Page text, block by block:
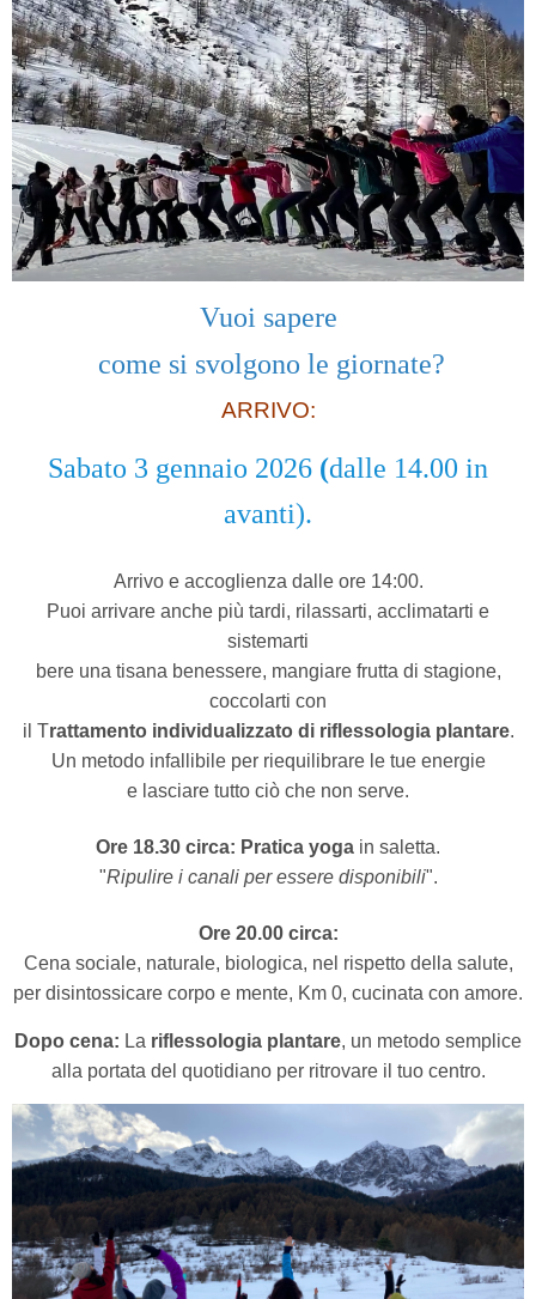
Vuoi sapere
come si svolgono le giornate?
ARRIVO:
Sabato 3 gennaio 2026 (dalle 14.00 in
avanti).
Arrivo e accoglienza dalle ore 14:00.
Puoi arrivare anche più tardi, rilassarti, acclimatarti e
sistemarti
bere una tisana benessere, mangiare frutta di stagione,
coccolarti con
il Trattamento individualizzato di riflessologia plantare.
Un metodo infallibile per riequilibrare le tue energie
e lasciare tutto ciò che non serve.
Ore 18.30 circa: Pratica yoga in saletta.
"Ripulire i canali per essere disponibili".
Ore 20.00 circa:
Cena sociale, naturale, biologica, nel rispetto della salute,
per disintossicare corpo e mente, Km 0, cucinata con amore.
Dopo cena: La riflessologia plantare, un metodo semplice
alla portata del quotidiano per ritrovare il tuo centro.